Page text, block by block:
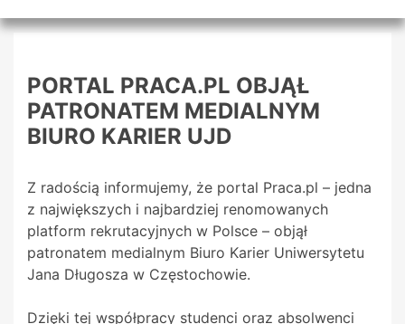
PORTAL PRACA.PL OBJĄŁ
PATRONATEM MEDIALNYM
BIURO KARIER UJD
Z radością informujemy, że portal Praca.pl – jedna
z największych i najbardziej renomowanych
platform rekrutacyjnych w Polsce – objął
patronatem medialnym Biuro Karier Uniwersytetu
Jana Długosza w Częstochowie.
Dzięki tej współpracy studenci oraz absolwenci